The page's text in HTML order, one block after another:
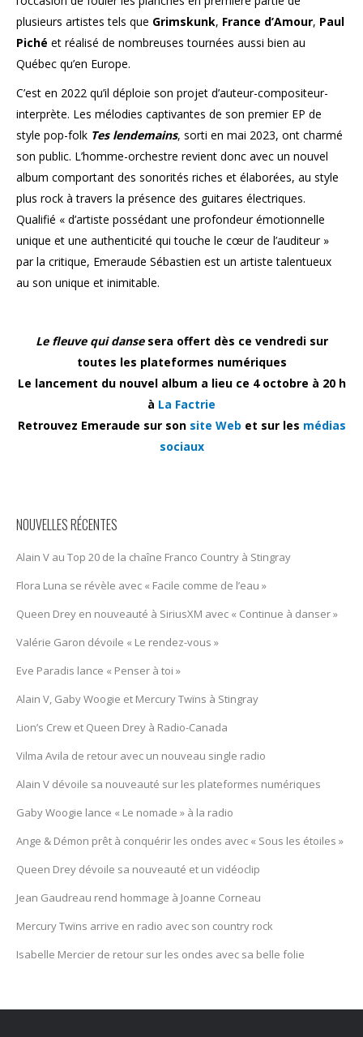
plusieurs artistes tels que Grimskunk, France d’Amour, Paul
Piché et réalisé de nombreuses tournées aussi bien au
Québec qu’en Europe.
C’est en 2022 qu’il déploie son projet d’auteur-compositeur-
interprète. Les mélodies captivantes de son premier EP de
style pop-folk Tes lendemains, sorti en mai 2023, ont charmé
son public. L’homme-orchestre revient donc avec un nouvel
album comportant des sonorités riches et élaborées, au style
plus rock à travers la présence des guitares électriques.
Qualifié « d’artiste possédant une profondeur émotionnelle
unique et une authenticité qui touche le cœur de l’auditeur »
par la critique, Emeraude Sébastien est un artiste talentueux
au son unique et inimitable.
Le fleuve qui dansesera offert dès ce vendredi sur
toutes les plateformes numériques
Le lancement du nouvel album a lieu ce 4 octobre à 20 h
à La Factrie
Retrouvez Emeraude sur son site Web et sur les médias
sociaux
NOUVELLES RÉCENTES
Alain V au Top 20 de la chaîne Franco Country à Stingray
Flora Luna se révèle avec « Facile comme de l’eau »
Queen Drey en nouveauté à SiriusXM avec « Continue à danser »
Valérie Garon dévoile « Le rendez-vous »
Eve Paradis lance « Penser à toi »
Alain V, Gaby Woogie et Mercury Twïns à Stingray
Lion’s Crew et Queen Drey à Radio-Canada
Vilma Avila de retour avec un nouveau single radio
Alain V dévoile sa nouveauté sur les plateformes numériques
Gaby Woogie lance « Le nomade » à la radio
Ange & Démon prêt à conquérir les ondes avec « Sous les étoiles »
Queen Drey dévoile sa nouveauté et un vidéoclip
Jean Gaudreau rend hommage à Joanne Corneau
Mercury Twïns arrive en radio avec son country rock
Isabelle Mercier de retour sur les ondes avec sa belle folie